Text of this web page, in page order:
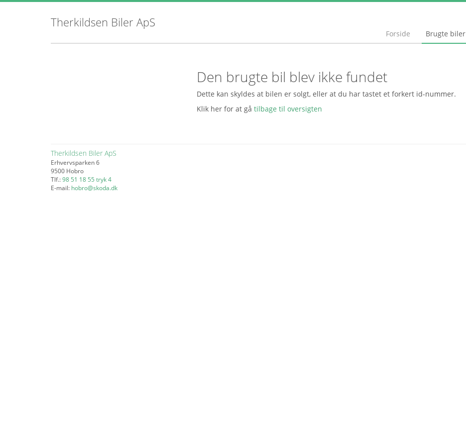
Forside Brugte biler
Therkildsen Biler ApS
Den brugte bil blev ikke fundet
Dette kan skyldes at bilen er solgt, eller at du har tastet et forkert id-nummer.
Klik her for at gå tilbage til oversigten
Therkildsen Biler ApS
Erhvervsparken 6
9500 Hobro
Tlf.:98 51 18 55 tryk 4
E-mail: hobro@skoda.dk